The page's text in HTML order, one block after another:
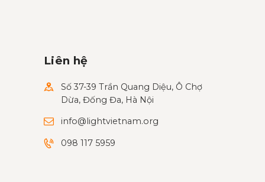
Liên hệ
Số 37-39 Trần Quang Diệu, Ô Chợ
Dừa, Đống Đa, Hà Nội
info@lightvietnam.org
098 117 5959